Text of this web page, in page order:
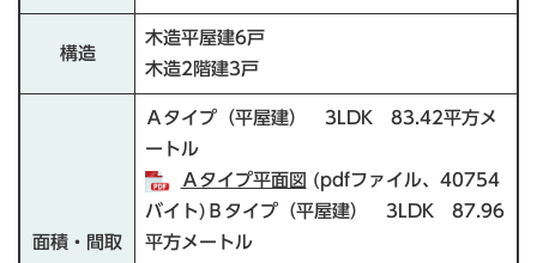
構造
木造平屋建6戸
木造2階建3戸
面積・間取
Ａタイプ（平屋建） 3LDK 83.42平方メ
ートル
Ａタイプ平面図 (pdfファイル、40754
バイト)Ｂタイプ（平屋建） 3LDK 87.96
平方メートル